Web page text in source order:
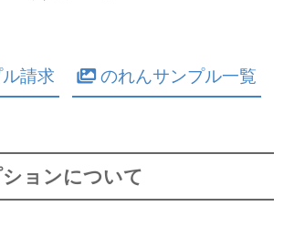
請求 のれんサンプル一覧
ョンについて